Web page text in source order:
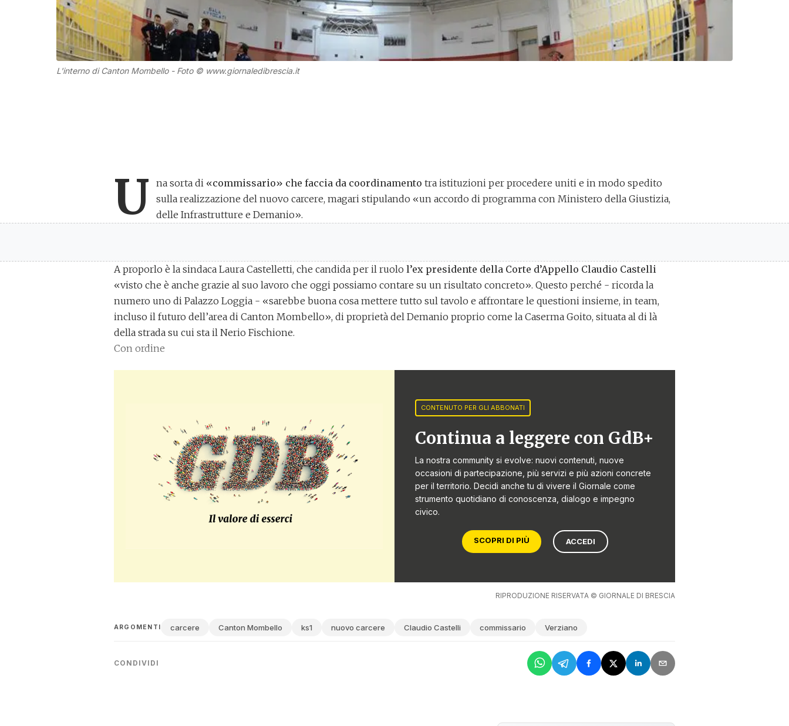
L'interno di Canton Mombello - Foto © www.giornaledibrescia.it
U na sorta di «commissario» che faccia da coordinamento tra istituzioni per procedere uniti e in modo spedito
sulla realizzazione del nuovo carcere, magari stipulando «un accordo di programma con Ministero della Giustizia,
delle Infrastrutture e Demanio».
A proporlo è la sindaca Laura Castelletti, che candida per il ruolo l’ex presidente della Corte d’Appello Claudio Castelli
«visto che è anche grazie al suo lavoro che oggi possiamo contare su un risultato concreto». Questo perché - ricorda la
numero uno di Palazzo Loggia - «sarebbe buona cosa mettere tutto sul tavolo e affrontare le questioni insieme, in team,
incluso il futuro dell’area di Canton Mombello», di proprietà del Demanio proprio come la Caserma Goito, situata al di là
della strada su cui sta il Nerio Fischione.
Con ordine
LEGGI ANCHE
Edilizia penitenziaria, 38milioni di euro per l'ampliamento del carcere di Verziano
«Canton Mombello ingestibile»: acquisire le aree intorno a Verziano per il nuovo carcere
, presieduta da Fabio Capra, alla presenza della sindaca
Laura Castelletti. Perché la questione non è solo relegata alla partita tecnica, ma è anche politica: la Loggia vuole cioè essere
CONTENUTO PER GLI ABBONATI
Continua a leggere con GdB+
La nostra community si evolve: nuovi contenuti, nuove
occasioni di partecipazione, più servizi e più azioni concrete
per il territorio. Decidi anche tu di vivere il Giornale come
strumento quotidiano di conoscenza, dialogo e impegno
civico.
SCOPRI DI PIÙ ACCEDI
RIPRODUZIONE RISERVATA © GIORNALE DI BRESCIA
ARGOMENTI carcere Canton Mombello ks1 nuovo carcere Claudio Castelli commissario Verziano
CONDIVIDI